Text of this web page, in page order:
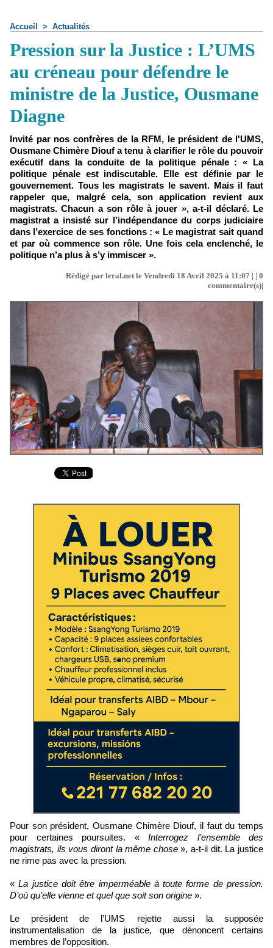
Accueil > Actualités
Pression sur la Justice : L’UMS
au créneau pour défendre le
ministre de la Justice, Ousmane
Diagne
Invité par nos confrères de la RFM, le président de l'UMS,
Ousmane Chimère Diouf a tenu à clarifier le rôle du pouvoir
exécutif dans la conduite de la politique pénale : « La
politique pénale est indiscutable. Elle est définie par le
gouvernement. Tous les magistrats le savent. Mais il faut
rappeler que, malgré cela, son application revient aux
magistrats. Chacun a son rôle à jouer », a-t-il déclaré. Le
magistrat a insisté sur l’indépendance du corps judiciaire
dans l’exercice de ses fonctions : « Le magistrat sait quand
et par où commence son rôle. Une fois cela enclenché, le
politique n’a plus à s’y immiscer ».
Rédigé par leral.net le Vendredi 18 Avril 2025 à 11:07 | | 0
commentaire(s)|
Pour son président, Ousmane Chimère Diouf, il faut du temps
pour certaines poursuites. « Interrogez l’ensemble des
magistrats, ils vous diront la même chose», a-t-il dit. La justice
ne rime pas avec la pression.
«La justice doit être imperméable à toute forme de pression.
D’où qu’elle vienne et quel que soit son origine ».
Le président de l’UMS rejette aussi la supposée
instrumentalisation de la justice, que dénoncent certains
membres de l’opposition.